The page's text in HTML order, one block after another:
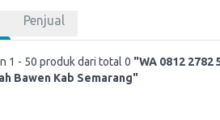
Penjual
1 - 50 produk dari total 0 "WA 0812 2782
Bawen Kab Semarang"